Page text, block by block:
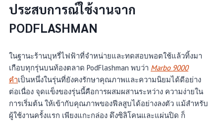
ประสบการณ์ใช้งานจาก
PODFLASHMAN
ในฐานะร้านบุหรี่ไฟฟ้าที่จำหน่ายและทดสอบพอตใช้แล้วทิ้งมา
เกือบทุกรุ่นบนท้องตลาด PodFlashman พบว่า Marbo 9000
คำเป็นหนึ่งในรุ่นที่ยังคงรักษาคุณภาพและความนิยมได้ดีอย่าง
ต่อเนื่อง จุดแข็งของรุ่นนี้คือการผสมผสานระหว่าง ความง่ายใน
การเริ่มต้น ให้เข้ากับคุณภาพของฟีลสูบได้อย่างลงตัว แม้สำหรับ
ผู้ใช้งานครั้งแรก เพียงแกะกล่อง ดึงซิลิโคนและแผ่นปิด ก็